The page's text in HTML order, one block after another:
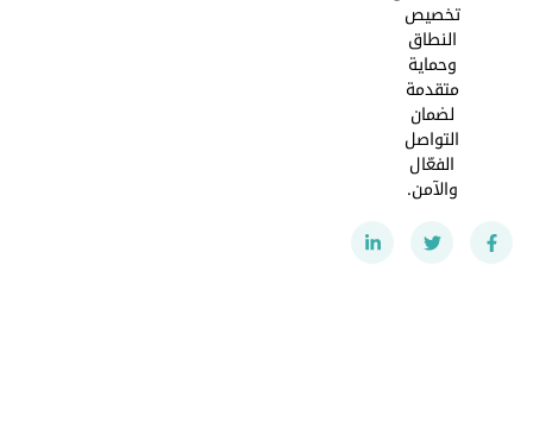
تخصيص
النطاق
وحماية
متقدمة
لضمان
التواصل
الفعّال
والآمن.